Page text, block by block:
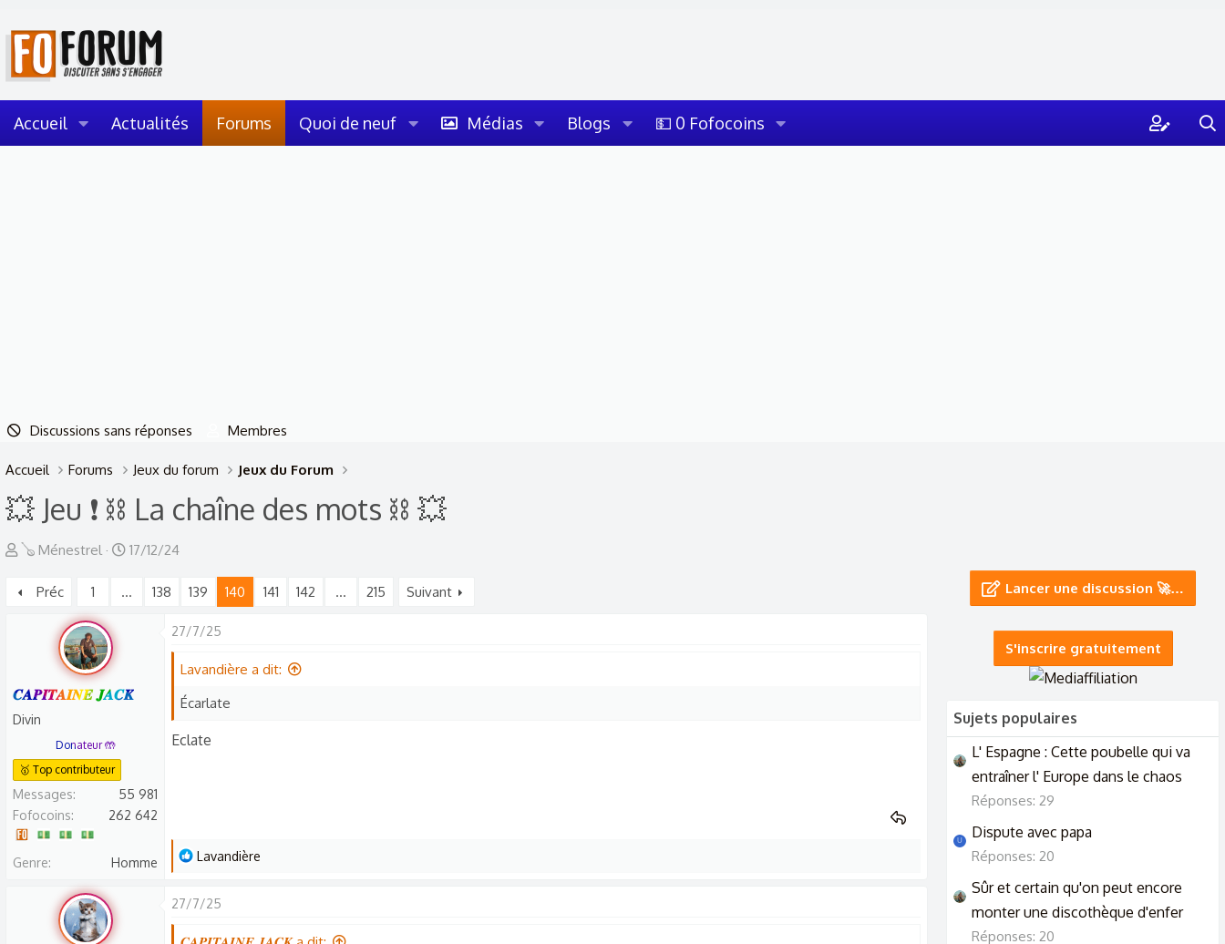
Accueil Actualités Forums Quoi de neuf Médias Blogs 💵 0 Fofocoins
Discussions sans réponses Membres
Accueil Forums Jeux du forum Jeux du Forum
💥 Jeu ❗ ⛓️ La chaîne des mots ⛓️ 💥
A
t
d
d
i
s
c
u
🪕 Ménestrel
D
t
d
17/12/24
Préc 1 … 138 139 140 141 142 … 215 Suivant
𝑪𝑨𝑷𝑰𝑻𝑨𝑰𝑵𝑬 𝑱𝑨𝑪𝑲
Divin
Donateur 🤲
🥇 Top contributeur
Messages
55 981
Fofocoins
262 642
Genre Homme
27/7/25
Lavandière a dit:
Écarlate
Eclate
L
s
é
Lavandière
27/7/25
Lancer une discussion 🚀…
S'inscrire gratuitement
Sujets populaires
L' Espagne : Cette poubelle qui va
entraîner l' Europe dans le chaos
Réponses: 29
U Dispute avec papa
Réponses: 20
Sûr et certain qu'on peut encore
monter une discothèque d'enfer
Réponses: 20